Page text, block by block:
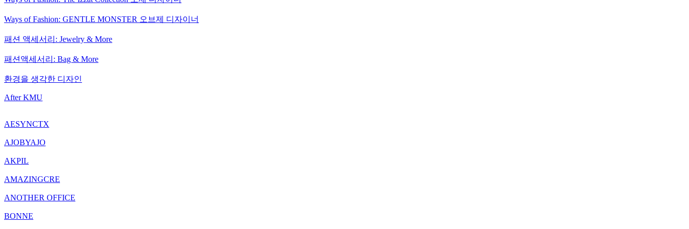
Ways of Fashion: GENTLE MONSTER 오브제 디자이너
패션 액세서리: Jewelry & More
패션액세서리: Bag & More
환경을 생각한 디자인
After KMU
AESYNCTX
AJOBYAJO
AKPIL
AMAZINGCRE
ANOTHER OFFICE
BONNE